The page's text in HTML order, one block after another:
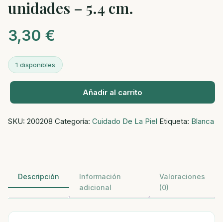
unidades – 5.4 cm.
3,30 €
1 disponibles
-
cm.
Añadir al carrito
SKU: 200208 Categoría: Cuidado De La Piel Etiqueta: Blanca
Descripción
Información
adicional
Valoraciones
(0)